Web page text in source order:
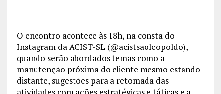
O encontro acontece às 18h, na consta do
Instagram da ACIST-SL (@acistsaoleopoldo),
quando serão abordados temas como a
manutenção próxima do cliente mesmo estando
distante, sugestões para a retomada das